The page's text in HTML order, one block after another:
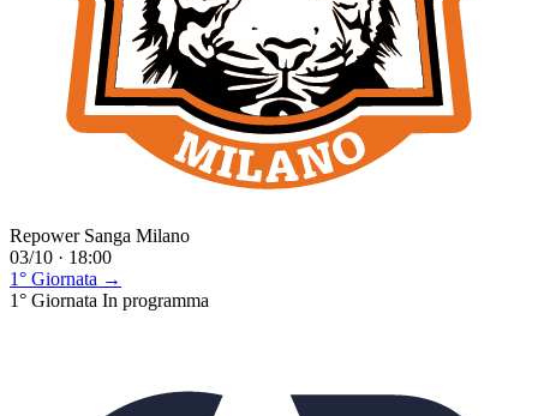
Repower Sanga Milano
03/10 · 18:00
1° Giornata →
1° Giornata In programma